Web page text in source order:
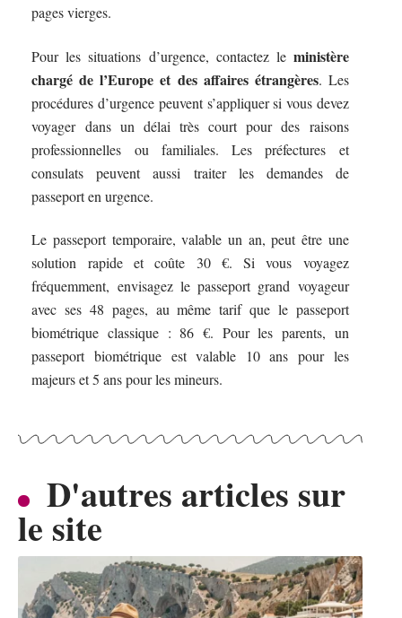
pages vierges.
Pour les situations d’urgence, contactez le ministère
chargé de l’Europe et des affaires étrangères. Les
procédures d’urgence peuvent s’appliquer si vous devez
voyager dans un délai très court pour des raisons
professionnelles ou familiales. Les préfectures et
consulats peuvent aussi traiter les demandes de
passeport en urgence.
Le passeport temporaire, valable un an, peut être une
solution rapide et coûte 30 €. Si vous voyagez
fréquemment, envisagez le passeport grand voyageur
avec ses 48 pages, au même tarif que le passeport
biométrique classique : 86 €. Pour les parents, un
passeport biométrique est valable 10 ans pour les
majeurs et 5 ans pour les mineurs.
D'autres articles sur
le site